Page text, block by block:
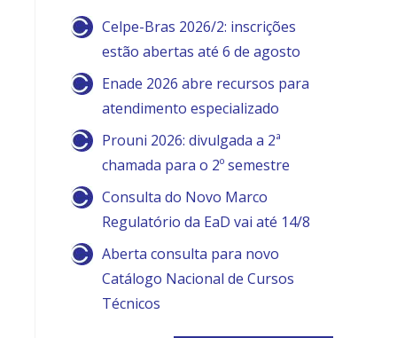
Celpe-Bras 2026/2: inscrições
estão abertas até 6 de agosto
Enade 2026 abre recursos para
atendimento especializado
Prouni 2026: divulgada a 2ª
chamada para o 2º semestre
Consulta do Novo Marco
Regulatório da EaD vai até 14/8
Aberta consulta para novo
Catálogo Nacional de Cursos
Técnicos